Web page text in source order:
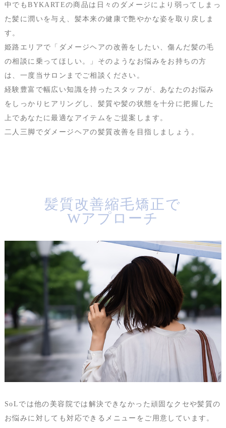
中でもBYKARTEの商品は日々のダメージにより弱ってしまっ
た髪に潤いを与え、髪本来の健康で艶やかな姿を取り戻しま
す。
姫路エリアで「ダメージヘアの改善をしたい、傷んだ髪の毛
の相談に乗ってほしい。」そのようなお悩みをお持ちの方
は、一度当サロンまでご相談ください。
経験豊富で幅広い知識を持ったスタッフが、あなたのお悩み
をしっかりヒアリングし、髪質や髪の状態を十分に把握した
上であなたに最適なアイテムをご提案します。
二人三脚でダメージヘアの髪質改善を目指しましょう。
髪質改善縮毛矯正で
Wアプローチ
SoLでは他の美容院では解決できなかった頑固なクセや髪質の
お悩みに対しても対応できるメニューをご用意しています。